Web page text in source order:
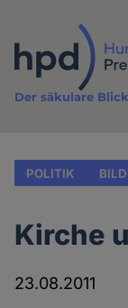
Inhalt
Der säkulare
POLITIK
Kirche
23.08.2011